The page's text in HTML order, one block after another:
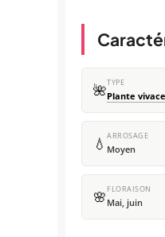
🌺TYPE
Plante vivace
💧 ARROSAGE
Moyen
🌸 FLORAISON
Mai, juin